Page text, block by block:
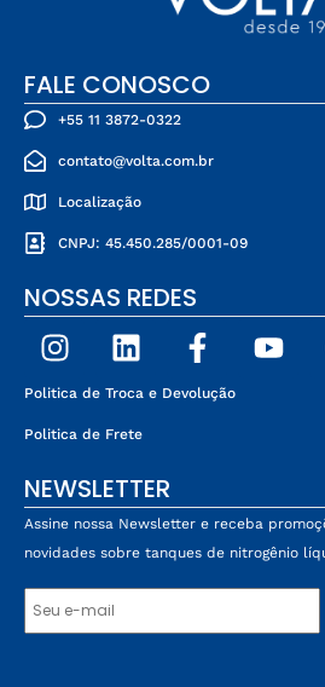
FALE CONOSCO
+55 11 3872-0322
contato@volta.com.br
Localização
CNPJ: 45.450.285/0001-09
NOSSAS REDES
Politica de Troca e Devolução
Politica de Frete
NEWSLETTER
Assine nossa Newsletter e receba
novidades sobre tanques de nitrogênio